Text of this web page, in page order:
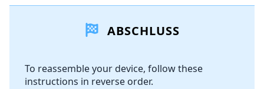
Kommentar hinzufügen
Abbrechen
ABSCHLUSS
To reassemble your device, follow these
instructions in reverse order.